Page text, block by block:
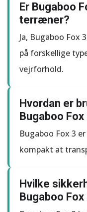
Er Bugaboo
terræner?
Ja, Bugaboo Fox
på forskellige
vejrforhold.
Hvordan er
Bugaboo Fox
Bugaboo Fox 3
kompakt at
Hvilke
Bugaboo Fox